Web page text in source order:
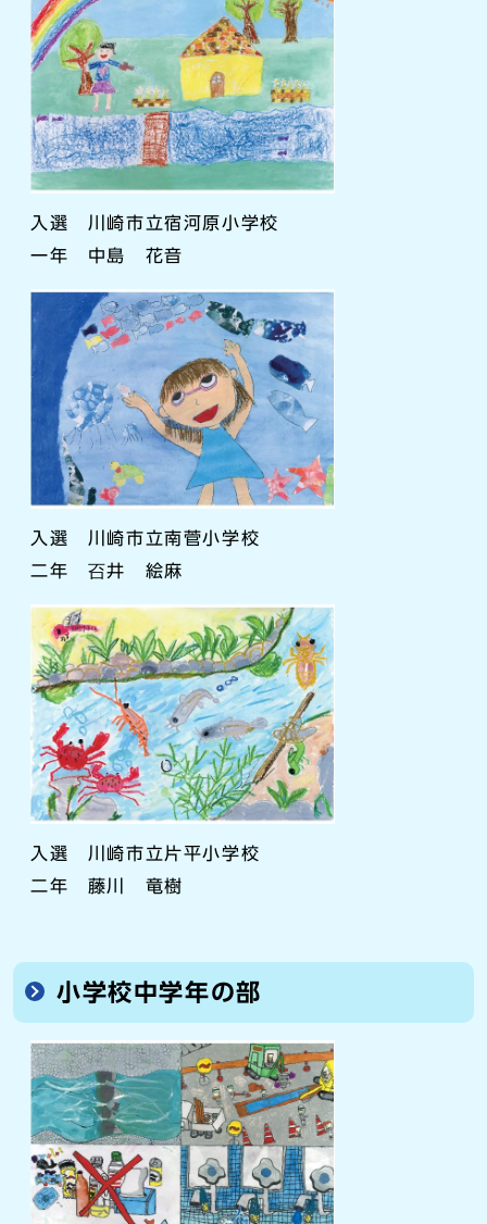
入選 川崎市立宿河原小学校
一年 中島 花音
入選 川崎市立南菅小学校
二年 䂖井 絵麻
入選 川崎市立片平小学校
二年 藤川 竜樹
小学校中学年の部